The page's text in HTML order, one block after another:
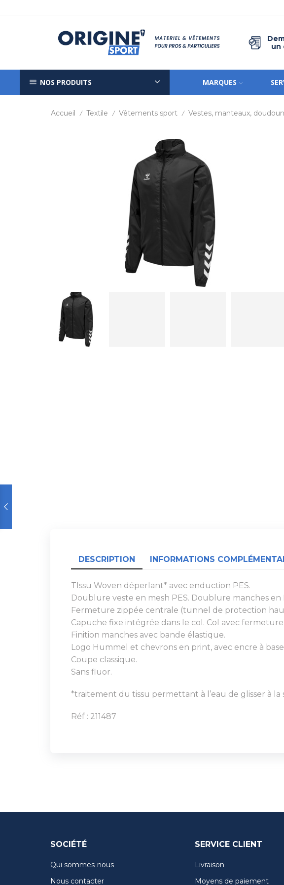
un
NOS PRODUITS MARQUES
Accueil / Textile / Vêtements sport / Vestes, manteaux,
DESCRIPTION INFORMATIONS
TIssu Woven déperlant* avec enduction PES.
Doublure veste en mesh PES. Doublure manches en
Fermeture zippée centrale (tunnel de protection
Capuche fixe intégrée dans le col. Col avec
Finition manches avec bande élastique.
Logo Hummel et chevrons en print, avec encre à base
Coupe classique.
Sans fluor.
*traitement du tissu permettant à l’eau de glisser à la
Réf : 211487
SOCIÉTÉ
Qui sommes-nous
Nous contacter
SERVICE CLIENT
Livraison
Moyens de paiement